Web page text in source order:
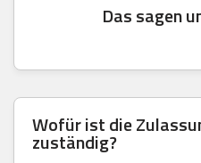
Das sagen
Wofür ist die
zuständig?